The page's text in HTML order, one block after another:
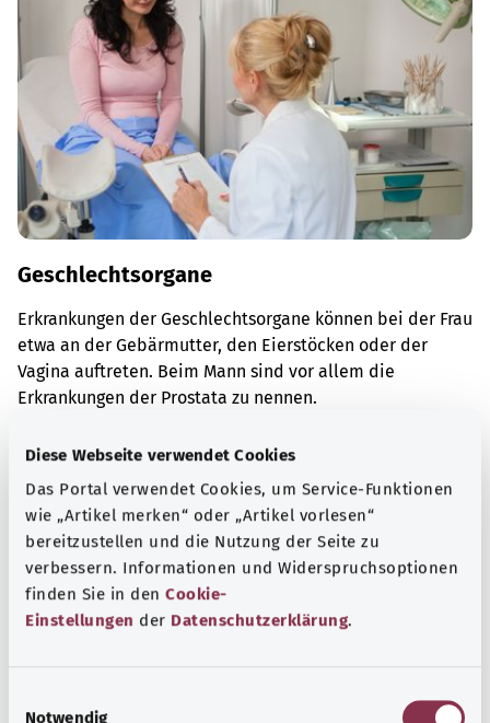
Diese Webseite verwendet Cookies
Das Portal verwendet Cookies, um Service-Funktionen
wie „Artikel merken“ oder „Artikel vorlesen“
bereitzustellen und die Nutzung der Seite zu
verbessern. Informationen und Widerspruchsoptionen
finden Sie in den Cookie-
Einstellungen der Datenschutzerklärung.
Notwendig
Geschlechtsorgane
Erkrankungen der Geschlechtsorgane können bei der Frau
etwa an der Gebärmutter, den Eierstöcken oder der
Vagina auftreten. Beim Mann sind vor allem die
Erkrankungen der Prostata zu nennen.